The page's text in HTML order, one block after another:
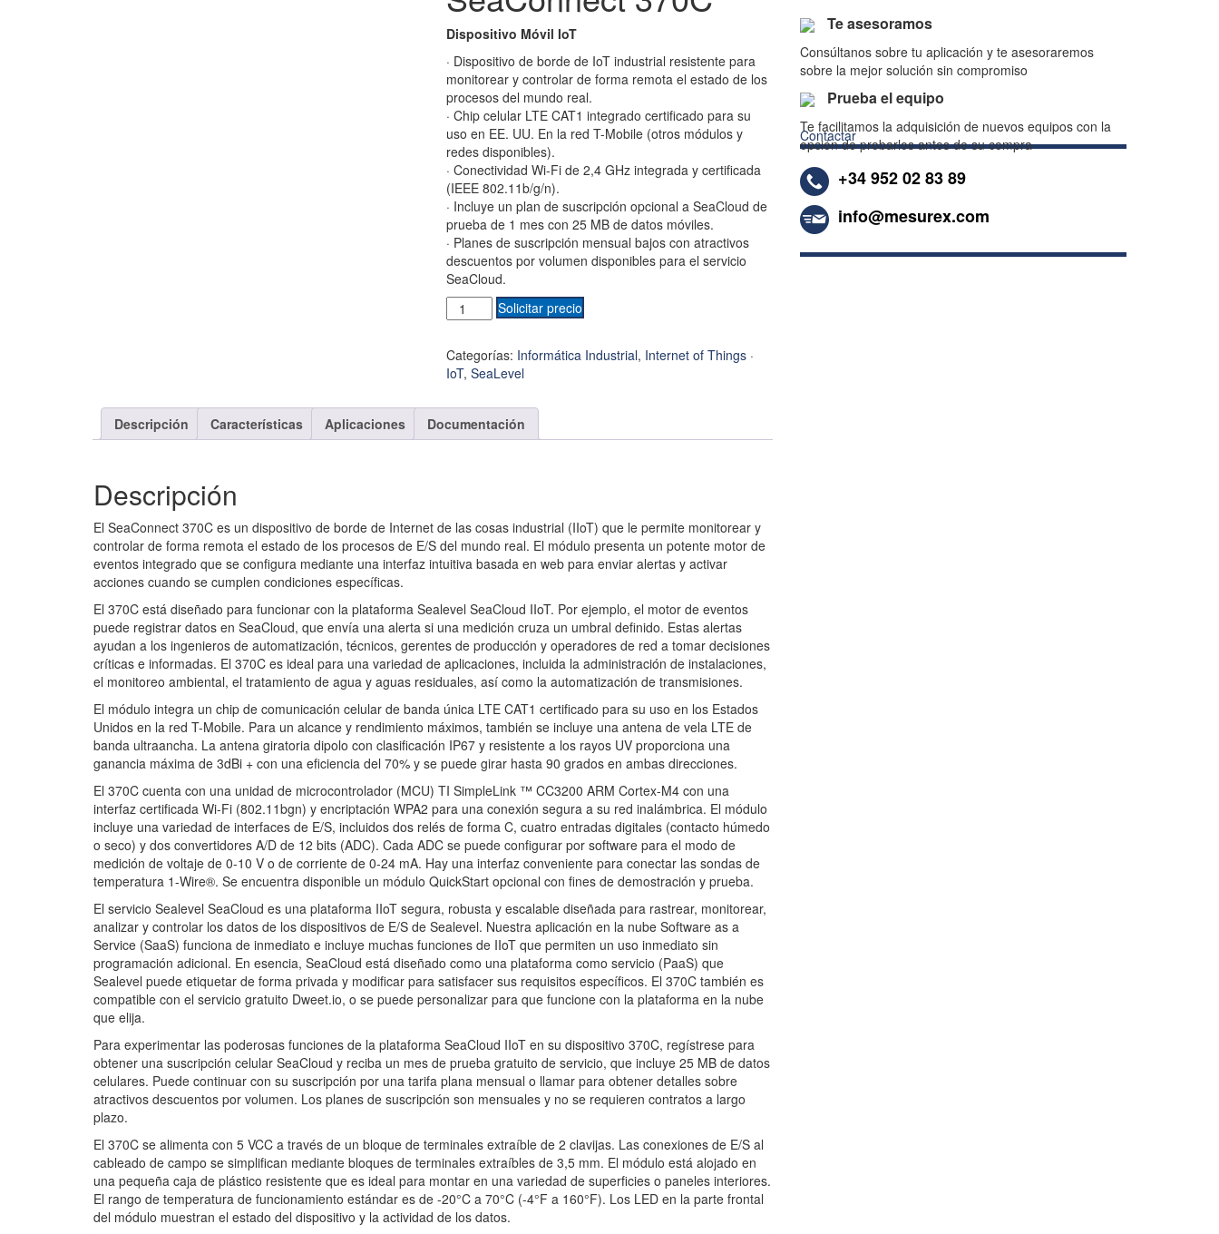
Dispositivo Móvil IoT
· Dispositivo de borde de IoT industrial resistente para
monitorear y controlar de forma remota el estado de los
procesos del mundo real.
· Chip celular LTE CAT1 integrado certificado para su
uso en EE. UU. En la red T-Mobile (otros módulos y
redes disponibles).
· Conectividad Wi-Fi de 2,4 GHz integrada y certificada
(IEEE 802.11b/g/n).
· Incluye un plan de suscripción opcional a SeaCloud de
prueba de 1 mes con 25 MB de datos móviles.
· Planes de suscripción mensual bajos con atractivos
descuentos por volumen disponibles para el servicio
SeaCloud.
SeaConnect
370C
Solicitar precio
Categorías: Informática Industrial, Internet of Things ·
IoT, SeaLevel
Descripción Características Aplicaciones Documentación
Descripción
El SeaConnect 370C es un dispositivo de borde de Internet de las cosas industrial (IIoT) que le permite monitorear y
controlar de forma remota el estado de los procesos de E/S del mundo real. El módulo presenta un potente motor de
eventos integrado que se configura mediante una interfaz intuitiva basada en web para enviar alertas y activar
acciones cuando se cumplen condiciones específicas.
El 370C está diseñado para funcionar con la plataforma Sealevel SeaCloud IIoT. Por ejemplo, el motor de eventos
puede registrar datos en SeaCloud, que envía una alerta si una medición cruza un umbral definido. Estas alertas
ayudan a los ingenieros de automatización, técnicos, gerentes de producción y operadores de red a tomar decisiones
críticas e informadas. El 370C es ideal para una variedad de aplicaciones, incluida la administración de instalaciones,
el monitoreo ambiental, el tratamiento de agua y aguas residuales, así como la automatización de transmisiones.
El módulo integra un chip de comunicación celular de banda única LTE CAT1 certificado para su uso en los Estados
Unidos en la red T-Mobile. Para un alcance y rendimiento máximos, también se incluye una antena de vela LTE de
banda ultraancha. La antena giratoria dipolo con clasificación IP67 y resistente a los rayos UV proporciona una
ganancia máxima de 3dBi + con una eficiencia del 70% y se puede girar hasta 90 grados en ambas direcciones.
El 370C cuenta con una unidad de microcontrolador (MCU) TI SimpleLink ™ CC3200 ARM Cortex-M4 con una
interfaz certificada Wi-Fi (802.11bgn) y encriptación WPA2 para una conexión segura a su red inalámbrica. El módulo
incluye una variedad de interfaces de E/S, incluidos dos relés de forma C, cuatro entradas digitales (contacto húmedo
o seco) y dos convertidores A/D de 12 bits (ADC). Cada ADC se puede configurar por software para el modo de
medición de voltaje de 0-10 V o de corriente de 0-24 mA. Hay una interfaz conveniente para conectar las sondas de
temperatura 1-Wire®. Se encuentra disponible un módulo QuickStart opcional con fines de demostración y prueba.
El servicio Sealevel SeaCloud es una plataforma IIoT segura, robusta y escalable diseñada para rastrear, monitorear,
analizar y controlar los datos de los dispositivos de E/S de Sealevel. Nuestra aplicación en la nube Software as a
Service (SaaS) funciona de inmediato e incluye muchas funciones de IIoT que permiten un uso inmediato sin
programación adicional. En esencia, SeaCloud está diseñado como una plataforma como servicio (PaaS) que
Sealevel puede etiquetar de forma privada y modificar para satisfacer sus requisitos específicos. El 370C también es
compatible con el servicio gratuito Dweet.io, o se puede personalizar para que funcione con la plataforma en la nube
que elija.
Para experimentar las poderosas funciones de la plataforma SeaCloud IIoT en su dispositivo 370C, regístrese para
obtener una suscripción celular SeaCloud y reciba un mes de prueba gratuito de servicio, que incluye 25 MB de datos
celulares. Puede continuar con su suscripción por una tarifa plana mensual o llamar para obtener detalles sobre
atractivos descuentos por volumen. Los planes de suscripción son mensuales y no se requieren contratos a largo
plazo.
El 370C se alimenta con 5 VCC a través de un bloque de terminales extraíble de 2 clavijas. Las conexiones de E/S al
cableado de campo se simplifican mediante bloques de terminales extraíbles de 3,5 mm. El módulo está alojado en
una pequeña caja de plástico resistente que es ideal para montar en una variedad de superficies o paneles interiores.
El rango de temperatura de funcionamiento estándar es de -20°C a 70°C (-4°F a 160°F). Los LED en la parte frontal
del módulo muestran el estado del dispositivo y la actividad de los datos.
Te asesoramos
Consúltanos sobre tu aplicación y te asesoraremos
sobre la mejor solución sin compromiso
Prueba el equipo
Te facilitamos la adquisición de nuevos equipos con la
opción de probarlos antes de su compra
Contactar
–
+34 952 02 83 89
info@mesurex.com
–